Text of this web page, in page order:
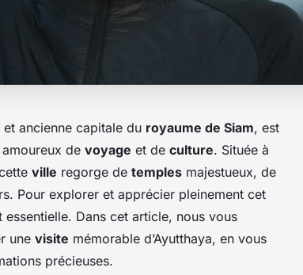
et ancienne capitale du royaume de Siam, est
de voyage et de culture. Située à
ville regorge de temples majestueux, de
Pour explorer et apprécier pleinement cet
Dans cet article, nous vous
une visite mémorable d’Ayutthaya, en vous
précieuses.